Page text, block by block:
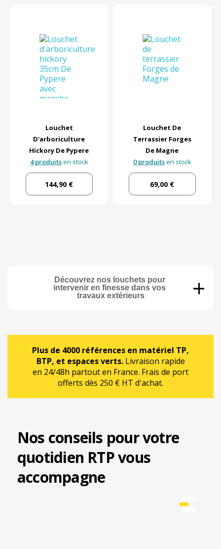
Louchet
D'arboriculture
Hickory De Pypere
4 produitsen stock
144,90 €
Louchet De
Terrassier Forges
De Magne
0 produitsen stock
69,00 €
Découvrez nos louchets pour
intervenir en finesse dans vos
travaux extérieurs
+
Plus de 4000 références en matériel TP,
BTP, et espaces verts.Livraison rapide
en 24/48h partout en France. Frais de port
offerts dès 250 € HT d'achat.
Nos conseils pour votre
quotidien RTP vous
accompagne